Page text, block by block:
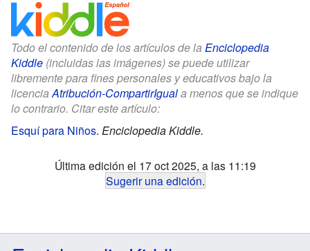
Todo el contenido de los artículos de la Enciclopedia
Kiddle (incluidas las imágenes) se puede utilizar
libremente para fines personales y educativos bajo la
licenciaAtribución-CompartirIguala menos que se indique
lo contrario. Citar este artículo:
Esquí para Niños. Enciclopedia Kiddle.
Última edición el 17 oct 2025, a las 11:19
Sugerir una edición.